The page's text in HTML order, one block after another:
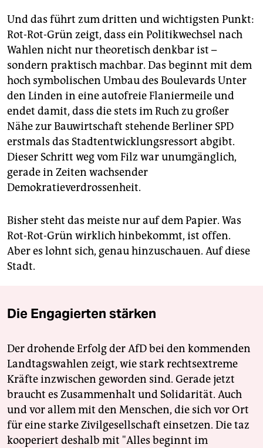
Und das führt zum dritten und wichtigsten Punkt:
Rot-Rot-Grün zeigt, dass ein Politikwechsel nach
Wahlen nicht nur theoretisch denkbar ist –
sondern praktisch machbar. Das beginnt mit dem
hoch symbolischen Umbau des Boulevards Unter
den Linden in eine autofreie Flaniermeile und
endet damit, dass die stets im Ruch zu großer
Nähe zur Bauwirtschaft stehende Berliner SPD
erstmals das Stadtentwicklungsressort abgibt.
Dieser Schritt weg vom Filz war unumgänglich,
gerade in Zeiten wachsender
Demokratieverdrossenheit.
Bisher steht das meiste nur auf dem Papier. Was
Rot-Rot-Grün wirklich hinbekommt, ist offen.
Aber es lohnt sich, genau hinzuschauen. Auf diese
Stadt.
Die Engagierten stärken
Der drohende Erfolg der AfD bei den kommenden
Landtagswahlen zeigt, wie stark rechtsextreme
Kräfte inzwischen geworden sind. Gerade jetzt
braucht es Zusammenhalt und Solidarität. Auch
und vor allem mit den Menschen, die sich vor Ort
für eine starke Zivilgesellschaft einsetzen. Die taz
kooperiert deshalb mit "Alles beginnt im